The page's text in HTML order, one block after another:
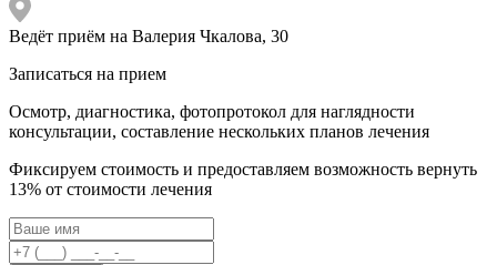
Ведёт приём на Валерия Чкалова, 30
Записаться на прием
Осмотр, диагностика, фотопротокол для наглядности
консультации, составление нескольких планов лечения
Фиксируем стоимость и предоставляем возможность вернуть
13% от стоимости лечения